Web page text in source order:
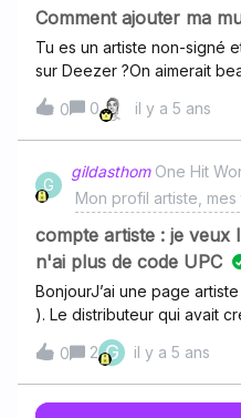
Comment ajouter ma
Tu es un artiste non-signé
sur Deezer ?On aimerait
tes titres soient disponibles
faut passer par un des
musique. On te dit tout par
: https://www.deezer.com/
0 0 il y a 5 ans
G
gildasthom One Hit
Mon profil artiste,
compte artiste : je veux
n'ai plus de code UPC
BonjourJ’ai une page
). Le distributeur qui avait
plus aucune donnée et
reprendre la main sur cette
pour retrouver ces codes
0 2 G il y a 5 ans